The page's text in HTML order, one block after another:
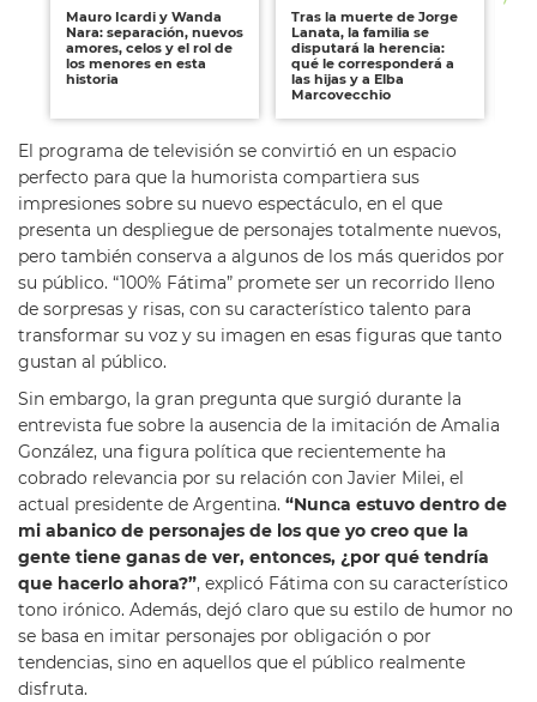
Mauro Icardi y Wanda
Nara: separación, nuevos
amores, celos y el rol de
los menores en esta
historia
Tras la muerte de Jorge
Lanata, la familia se
disputará la herencia:
qué le corresponderá a
las hijas y a Elba
Marcovecchio
El programa de televisión se convirtió en un espacio
perfecto para que la humorista compartiera sus
impresiones sobre su nuevo espectáculo, en el que
presenta un despliegue de personajes totalmente nuevos,
pero también conserva a algunos de los más queridos por
su público. “100% Fátima” promete ser un recorrido lleno
de sorpresas y risas, con su característico talento para
transformar su voz y su imagen en esas figuras que tanto
gustan al público.
Sin embargo, la gran pregunta que surgió durante la
entrevista fue sobre la ausencia de la imitación de Amalia
González, una figura política que recientemente ha
cobrado relevancia por su relación con Javier Milei, el
actual presidente de Argentina. “Nunca estuvo dentro de
mi abanico de personajes de los que yo creo que la
gente tiene ganas de ver, entonces, ¿por qué tendría
que hacerlo ahora?”, explicó Fátima con su característico
tono irónico. Además, dejó claro que su estilo de humor no
se basa en imitar personajes por obligación o por
tendencias, sino en aquellos que el público realmente
disfruta.